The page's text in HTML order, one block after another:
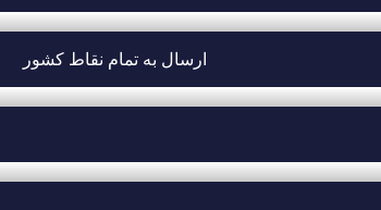
ارسال به تمام نقاط کشور